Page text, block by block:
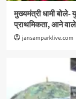
मुख्यमंत्री धामी बोले-
प्राथमिकता, आने वाले
jansamparklive.com